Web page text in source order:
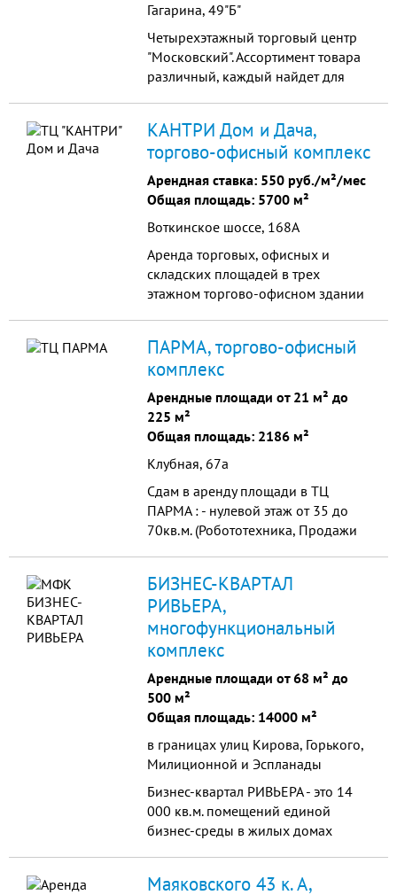
Гагарина, 49"Б"
Четырехэтажный торговый центр
"Московский". Ассортимент товара
различный, каждый найдет для
КАНТРИ Дом и Дача,
торгово-офисный комплекс
Арендная ставка: 550 руб./м²/мес
Общая площадь: 5700 м²
Воткинское шоссе, 168А
Аренда торговых, офисных и
складских площадей в трех
этажном торгово-офисном здании
торговая площадь 1700 кв.м. Три
отдельных входных группы для
посетителей.
ПАРМА, торгово-офисный
комплекс
Арендные площади от 21 м² до
225 м²
Общая площадь: 2186 м²
Клубная, 67а
Сдам в аренду площади в ТЦ
ПАРМА : - нулевой этаж от 35 до
70кв.м. (Робототехника, Продажи
(косметология, маникюрный
кабинет, пирсинг, визаж), КАФЕ,
Общепит, Медицинские и прочее
услуги). - второй этаж от 25 до
Трикотаж, Бельё, Детские отделы и
Игрушки, Салон красоты
(косметология, маникюрный
кабинет, пирсинг, визаж), Зубно-
протезная поликлиника,
Медицинско-диагностический
центр и прочие услуги). - третий
этаж от 17 до 35кв.м. (Офисы,
представительства, детское и
взрослое обучение, работа с
детьми, юридические и прочие
БИЗНЕС-КВАРТАЛ
РИВЬЕРА,
многофункциональный
комплекс
Арендные площади от 68 м² до
500 м²
Общая площадь: 14000 м²
в границах улиц Кирова, Горького,
Милиционной и Эспланады
Бизнес-квартал РИВЬЕРА - это 14
000 кв.м. помещений единой
бизнес-среды в жилых домах
000 чел. - Высокий пешеходный и
Маяковского 43 к. А,